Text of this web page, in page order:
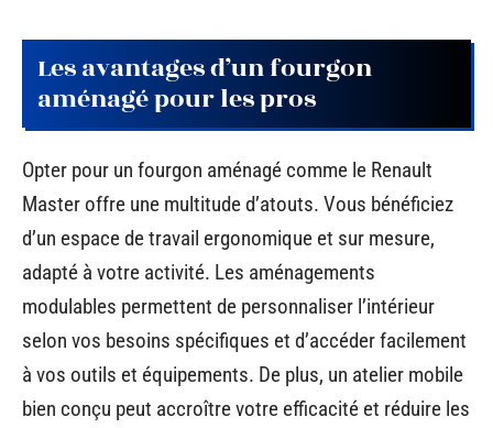
Les avantages d’un fourgon
aménagé pour les pros
Opter pour un fourgon aménagé comme le Renault
Master offre une multitude d’atouts. Vous bénéficiez
d’un espace de travail ergonomique et sur mesure,
adapté à votre activité. Les aménagements
modulables permettent de personnaliser l’intérieur
selon vos besoins spécifiques et d’accéder facilement
à vos outils et équipements. De plus, un atelier mobile
bien conçu peut accroître votre efficacité et réduire les